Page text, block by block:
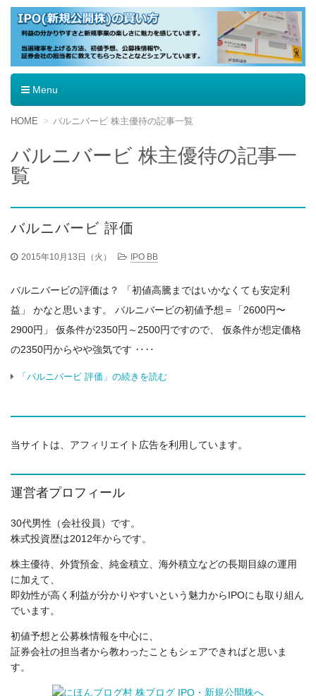
IPO（新規公開株）の買い方
Menu
コ
テ
ン
ツ
へ
HOME バルニバービ 株主優待の記事一覧
バルニバービ 株主優待の記事一
覧
バルニバービ 評価
2015年10月13日（火） IPO BB
バルニバービの評価は？ 「初値高騰まではいかなくても安定利
益」 かなと思います。 バルニバービの初値予想＝「2600円〜
2900円」 仮条件が2350円～2500円ですので、 仮条件が想定価格
の2350円からやや強気です ‥‥
「バルニバービ 評価」の続きを読む
当サイトは、アフィリエイト広告を利用しています。
運営者プロフィール
30代男性（会社役員）です。
株式投資歴は2012年からです。
株主優待、外貨預金、純金積立、海外積立などの長期目線の運用
に加えて、
即効性が高く利益が分かりやすいという魅力からIPOにも取り組ん
でいます。
初値予想と公募株情報を中心に、
証券会社の担当者から教わったこともシェアできればと思いま
す。